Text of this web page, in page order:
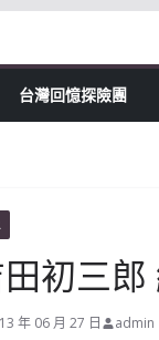
台灣回憶探險團
初三郎
年 06 月 27 日 admin